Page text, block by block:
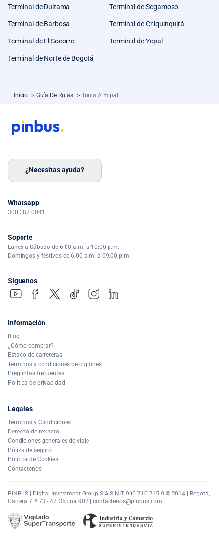
Terminal de Duitama Terminal de Sogamoso
Terminal de Barbosa Terminal de Chiquinquirá
Terminal de El Socorro Terminal de Yopal
Terminal de Norte de Bogotá
Inicio > Guía De Rutas > Tunja A Yopal
¿Necesitas ayuda?
Whatsapp
300 387 0041
Soporte
Lunes a Sábado de 6:00 a.m. a 10:00 p.m.
Domingos y festivos de 6:00 a.m. a 09:00 p.m.
Síguenos
Información
Blog
¿Cómo comprar?
Estado de carreteras
Términos y condiciones de cupones
Preguntas frecuentes
Política de privacidad
Legales
Términos y Condiciones
Derecho de retracto
Condiciones generales de viaje
Póliza de seguro
Política de Cookies
Contactenos
PINBUS | Digital Investment Group S.A.S NIT 900.710.715-9 © 2014 | Bogotá,
Carrera 7 # 73 - 47 Oficina 902 | contactenos@pinbus.com